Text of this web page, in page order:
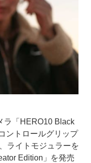
ラ「HERO10 Black
ントロールグリップ
ライトモジュラーを
Edition」を発売